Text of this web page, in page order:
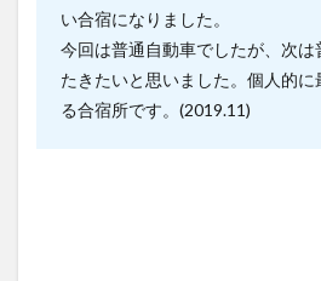
い合宿になりました。
今回は普通自動車でしたが、次は
たきたいと思いました。個人的に
る合宿所です。(2019.11)